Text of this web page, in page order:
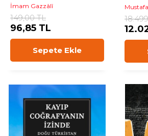
İmam Gazzâlî
149,00 TL
96,85 TL
Sepete Ekle